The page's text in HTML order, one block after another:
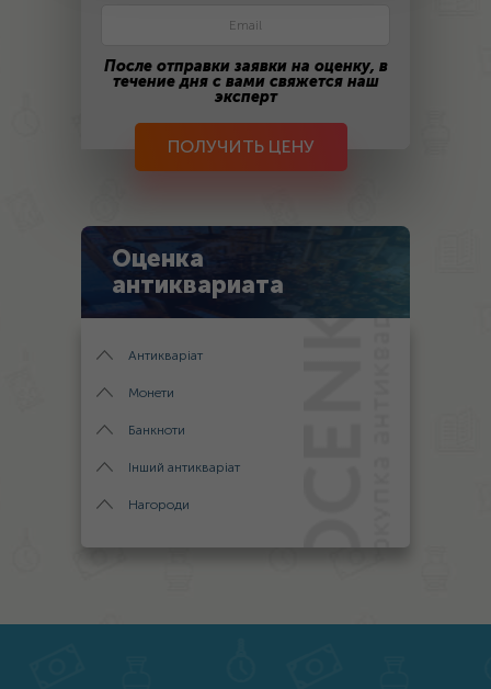
После отправки заявки на оценку, в
течение дня с вами свяжется наш
эксперт
ПОЛУЧИТЬ ЦЕНУ
Оценка
антиквариата
Антикваріат
Монети
Банкноти
Інший антикваріат
Нагороди